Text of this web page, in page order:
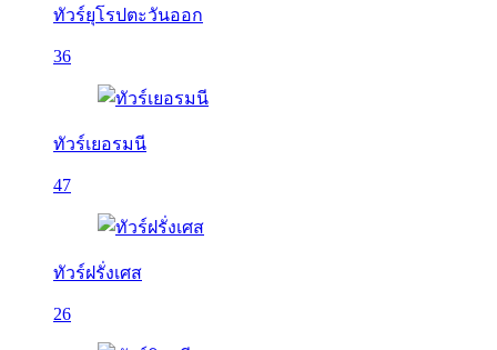
ทัวร์ยุโรปตะวันออก
36
ทัวร์เยอรมนี
47
ทัวร์ฝรั่งเศส
26